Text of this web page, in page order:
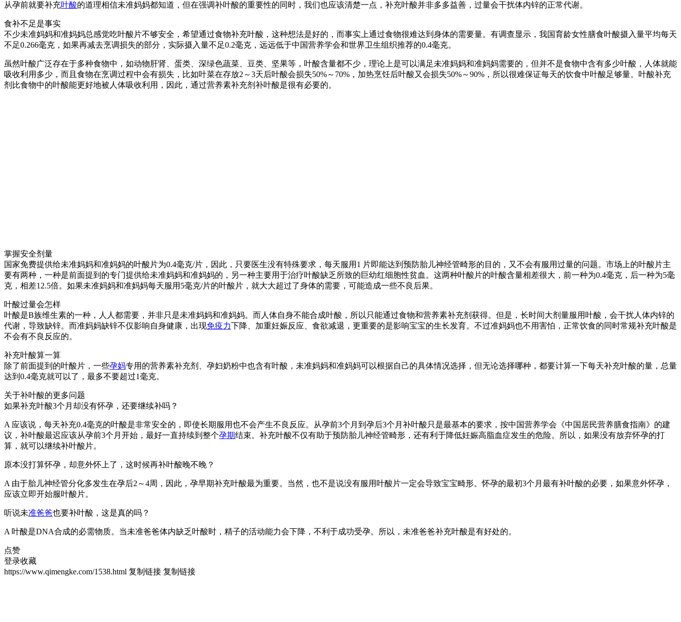
从孕前就要补充叶酸的道理相信未准妈妈都知道，但在强调补叶酸的重要性的同时，我们也应该清楚一点，补充叶酸并非多多益善，过量会干扰体内锌的正常代谢。
食补不足是事实
不少未准妈妈和准妈妈总感觉吃叶酸片不够安全，希望通过食物补充叶酸，这种想法是好的，而事实上通过食物很难达到身体的需要量。有调查显示，我国育龄女性膳食叶酸摄入量平均每天
不足0.266毫克，如果再减去烹调损失的部分，实际摄入量不足0.2毫克，远远低于中国营养学会和世界卫生组织推荐的0.4毫克。
虽然叶酸广泛存在于多种食物中，如动物肝肾、蛋类、深绿色蔬菜、豆类、坚果等，叶酸含量都不少，理论上是可以满足未准妈妈和准妈妈需要的，但并不是食物中含有多少叶酸，人体就能
吸收利用多少，而且食物在烹调过程中会有损失，比如叶菜在存放2～3天后叶酸会损失50%～70%，加热烹饪后叶酸又会损失50%～90%，所以很难保证每天的饮食中叶酸足够量。叶酸补充
剂比食物中的叶酸能更好地被人体吸收利用，因此，通过营养素补充剂补叶酸是很有必要的。
掌握安全剂量
国家免费提供给未准妈妈和准妈妈的叶酸片为0.4毫克/片，因此，只要医生没有特殊要求，每天服用1 片即能达到预防胎儿神经管畸形的目的，又不会有服用过量的问题。市场上的叶酸片主
要有两种，一种是前面提到的专门提供给未准妈妈和准妈妈的，另一种主要用于治疗叶酸缺乏所致的巨幼红细胞性贫血。这两种叶酸片的叶酸含量相差很大，前一种为0.4毫克，后一种为5毫
克，相差12.5倍。如果未准妈妈和准妈妈每天服用5毫克/片的叶酸片，就大大超过了身体的需要，可能造成一些不良后果。
叶酸过量会怎样
叶酸是B族维生素的一种，人人都需要，并非只是未准妈妈和准妈妈。而人体自身不能合成叶酸，所以只能通过食物和营养素补充剂获得。但是，长时间大剂量服用叶酸，会干扰人体内锌的
代谢，导致缺锌。而准妈妈缺锌不仅影响自身健康，出现免疫力下降、加重妊娠反应、食欲减退，更重要的是影响宝宝的生长发育。不过准妈妈也不用害怕，正常饮食的同时常规补充叶酸是
不会有不良反应的。
补充叶酸算一算
除了前面提到的叶酸片，一些孕妈专用的营养素补充剂、孕妇奶粉中也含有叶酸，未准妈妈和准妈妈可以根据自己的具体情况选择，但无论选择哪种，都要计算一下每天补充叶酸的量，总量
达到0.4毫克就可以了，最多不要超过1毫克。
关于补叶酸的更多问题
如果补充叶酸3个月却没有怀孕，还要继续补吗？
A 应该说，每天补充0.4毫克的叶酸是非常安全的，即使长期服用也不会产生不良反应。从孕前3个月到孕后3个月补叶酸只是最基本的要求，按中国营养学会《中国居民营养膳食指南》的建
议，补叶酸最迟应该从孕前3个月开始，最好一直持续到整个孕期结束。补充叶酸不仅有助于预防胎儿神经管畸形，还有利于降低妊娠高脂血症发生的危险。所以，如果没有放弃怀孕的打
算，就可以继续补叶酸片。
原本没打算怀孕，却意外怀上了，这时候再补叶酸晚不晚？
A 由于胎儿神经管分化多发生在孕后2～4周，因此，孕早期补充叶酸最为重要。当然，也不是说没有服用叶酸片一定会导致宝宝畸形。怀孕的最初3个月最有补叶酸的必要，如果意外怀孕，
应该立即开始服叶酸片。
听说未准爸爸也要补叶酸，这是真的吗？
A 叶酸是DNA合成的必需物质。当未准爸爸体内缺乏叶酸时，精子的活动能力会下降，不利于成功受孕。所以，未准爸爸补充叶酸是有好处的。
点赞
登录收藏
https://www.qimengke.com/1538.html 复制链接 复制链接